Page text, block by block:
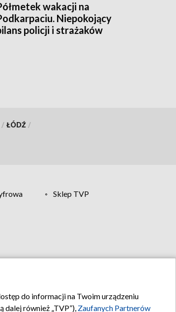
wakacji na
Niepokojący
policji i strażaków
/ ŁÓDŹ /
Sklep TVP
do informacji na Twoim urządzeniu
również „TVP”), Zaufanych Partnerów